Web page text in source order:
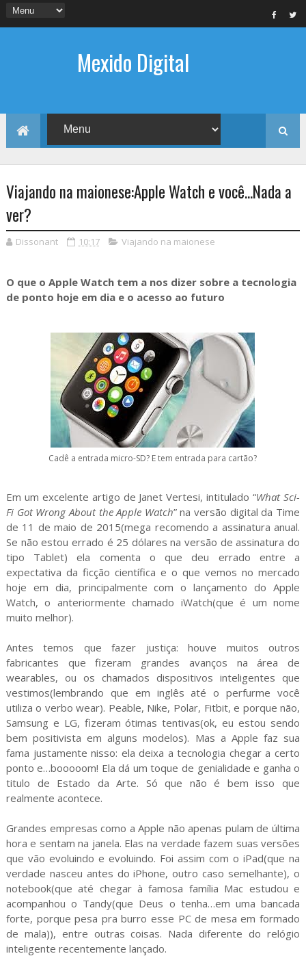
Mexido Digital
Viajando na maionese:Apple Watch e você...Nada a
ver?
Dissonant 10:17 Viajando na maionese
O que o Apple Watch tem a nos dizer sobre a tecnologia
de ponto hoje em dia e o acesso ao futuro
Cadê a entrada micro-SD? E tem entrada para cartão?
Em um excelente artigo de Janet Vertesi, intitulado “What Sci-
Fi Got Wrong About the Apple Watch” na versão digital da Time
de 11 de maio de 2015(mega recomendo a assinatura anual.
Se não estou errado é 25 dólares na versão de assinatura do
tipo Tablet) ela comenta o que deu errado entre a
expectativa da ficção científica e o que vemos no mercado
hoje em dia, principalmente com o lançamento do Apple
Watch, o anteriormente chamado iWatch(que é um nome
muito melhor).
Antes temos que fazer justiça: houve muitos outros
fabricantes que fizeram grandes avanços na área de
wearables, ou os chamados dispositivos inteligentes que
vestimos(lembrando que em inglês até o perfurme você
utiliza o verbo wear). Peable, Nike, Polar, Fitbit, e porque não,
Samsung e LG, fizeram ótimas tentivas(ok, eu estou sendo
bem positivista em alguns modelos). Mas a Apple faz sua
fama justamente nisso: ela deixa a tecnologia chegar a certo
ponto e…booooom! Ela dá um toque de genialidade e ganha o
titulo de Estado da Arte. Só que não é bem isso que
realmente acontece.
Grandes empresas como a Apple não apenas pulam de última
hora e sentam na janela. Elas na verdade fazem suas versões
que vão evoluindo e evoluindo. Foi assim com o iPad(que na
verdade nasceu antes do iPhone, outro caso semelhante), o
notebook(que até chegar à famosa família Mac estudou e
acompanhou o Tandy(que Deus o tenha…em uma bancada
forte, porque pesa pra burro esse PC de mesa em formado
de mala)), entre outras coisas. Nada diferente do relógio
inteligente recentemente lançado.